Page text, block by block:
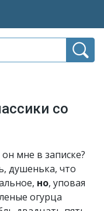
со
мне в записке?
душенька, что
но, уповая
огурца